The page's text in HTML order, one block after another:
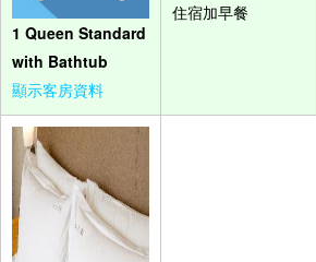
1 Queen Standard
with Bathtub
顯示客房資料
住宿加早餐